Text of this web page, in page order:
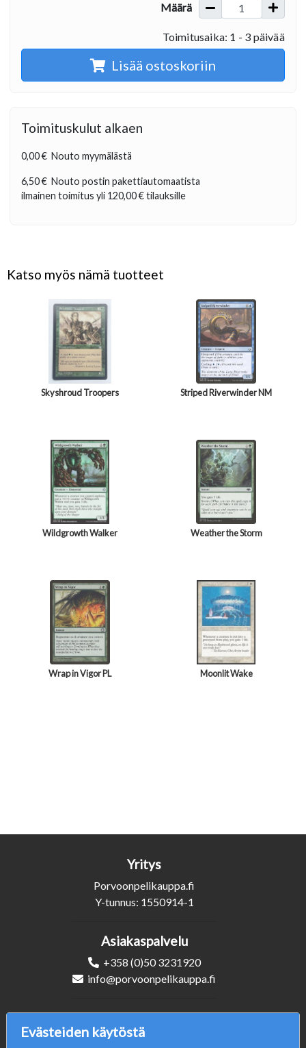
Määrä
Toimitusaika: 1 - 3 päivää
Lisää ostoskoriin
Toimituskulut alkaen
0,00 € Nouto myymälästä
6,50 € Nouto postin pakettiautomaatista
ilmainen toimitus yli 120,00 €tilauksille
Katso myös nämä tuotteet
Skyshroud Troopers Striped Riverwinder NM
Wildgrowth Walker Weather the Storm
Wrap in Vigor PL Moonlit Wake
Yritys
Porvoonpelikauppa.fi
Y-tunnus: 1550914-1
Asiakaspalvelu
+358 (0)50 3231920
info@porvoonpelikauppa.fi
Seuraa Meitä
Evästeiden käytöstä